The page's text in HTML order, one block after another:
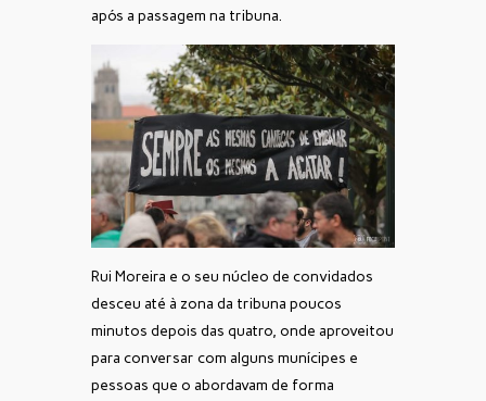
após a passagem na tribuna.
Rui Moreira e o seu núcleo de convidados
desceu até à zona da tribuna poucos
minutos depois das quatro, onde aproveitou
para conversar com alguns munícipes e
pessoas que o abordavam de forma